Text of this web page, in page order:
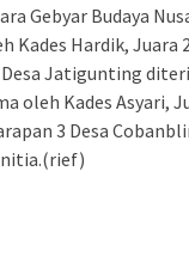
Gebyar Budaya
Kades Hardik, Juara
Jatigunting
oleh Kades Asyari,
3 Desa